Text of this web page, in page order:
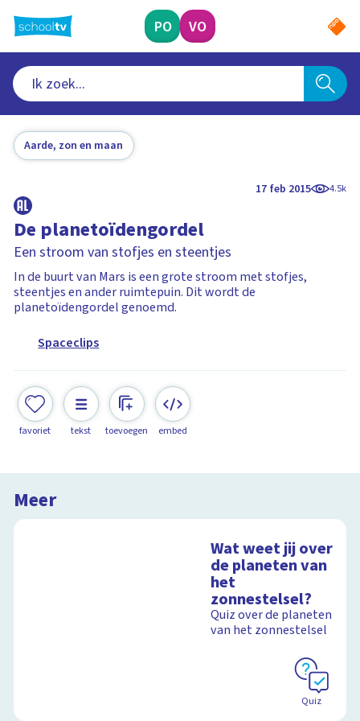
naar
hoofdinhoud
PO VO
Aarde, zon en maan
17 feb 2015 4.5k
De planetoïdengordel
Een stroom van stofjes en steentjes
In de buurt van Mars is een grote stroom met stofjes,
steentjes en ander ruimtepuin. Dit wordt de
planetoïdengordel genoemd.
Spaceclips
favoriet tekst toevoegen embed
Meer
Wat weet jij over
de planeten van
het
zonnestelsel?
Quiz over de planeten
van het zonnestelsel
Quiz